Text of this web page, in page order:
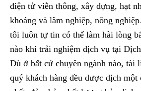
điện tử viễn thông, xây dựng, hạt
khoáng và lâm nghiệp, nông
tôi luôn tự tin có thể làm hài lòng
nào khi trải nghiệm dịch vụ tại
Dù ở bất cứ chuyên ngành nào, tài
quý khách hàng đều được dịch một